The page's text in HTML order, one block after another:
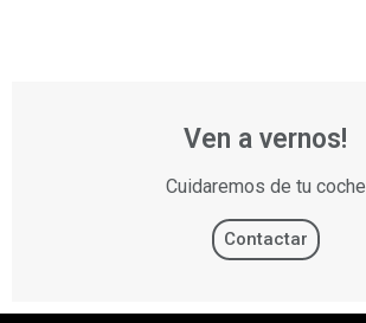
Ven a vernos!
Cuidaremos de tu coche
Contactar